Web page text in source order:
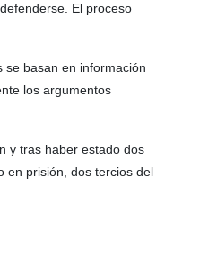
El proceso
se basan en información
los argumentos
y tras haber estado dos
en prisión, dos tercios del